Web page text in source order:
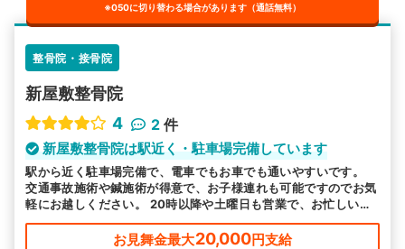
※050に切り替わる場合があります（通話無料）
整骨院・接骨院
新屋敷整骨院
4
2 件
新屋敷整骨院は駅近く・駐車場完備しています
駅から近く駐車場完備で、電車でもお車でも通いやすいです。
交通事故施術や鍼施術が得意で、お子様連れも可能ですのでお気
軽にお越しください。 20時以降や土曜日も営業で、お忙しい方
も来院しやすい環境で皆様のお越しをお待ちしております。
お見舞金最大20,000円支給